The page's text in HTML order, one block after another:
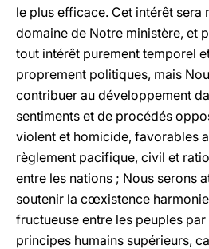
le plus efficace. Cet intérêt sera
domaine de Notre ministère, et
tout intérêt purement temporel
proprement politiques, mais
contribuer au développement
sentiments et de procédés
violent et homicide, favorables
règlement pacifique, civil et
entre les nations ; Nous serons
soutenir la cœxistence
fructueuse entre les peuples
principes humains supérieurs,